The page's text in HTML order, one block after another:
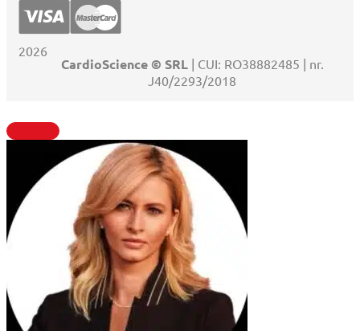
2026
CardioScience © SRL| CUI: RO38882485 | nr.
J40/2293/2018